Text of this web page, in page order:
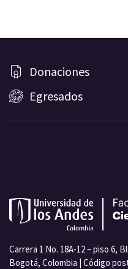
Donaciones
Egresados
Carrera 1 No. 18A-12 – piso 6,
Bogotá, Colombia | Código